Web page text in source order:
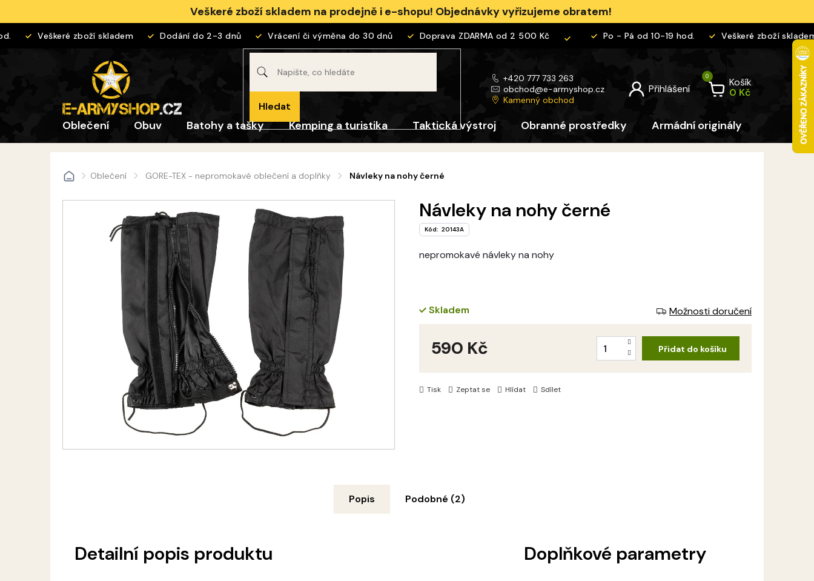
obsah
Veškeré zboží skladem na prodejně i e-shopu! Objednávky vyřizujeme obratem!
Veškeré zboží skladem Dodání do 2-3 dnů Vrácení či výměna do 30 dnů Doprava ZDARMA od 2 500 Kč Po - Pá od 10-19 hod. Veškeré zboží skladem
Hledat
+420 777 733 263
obchod@e-armyshop.cz
Kamenný obchod
Košík
Oblečení Obuv Batohy a tašky Kemping a turistika Taktická výstroj Obranné prostředky Armádní originály Pro děti
DomůOblečení GORE-TEX - nepromokavé oblečení a doplňky Návleky na nohy černé
nepromokavé návleky na nohy
Tisk Zeptat se Hlídat Sdílet
Návleky na nohy černé
Kód: 20143A
Skladem Možnosti doručení
590 Kč Přidat do košíku
Popis Podobné (2)
Detailní popis produktu Doplňkové parametry